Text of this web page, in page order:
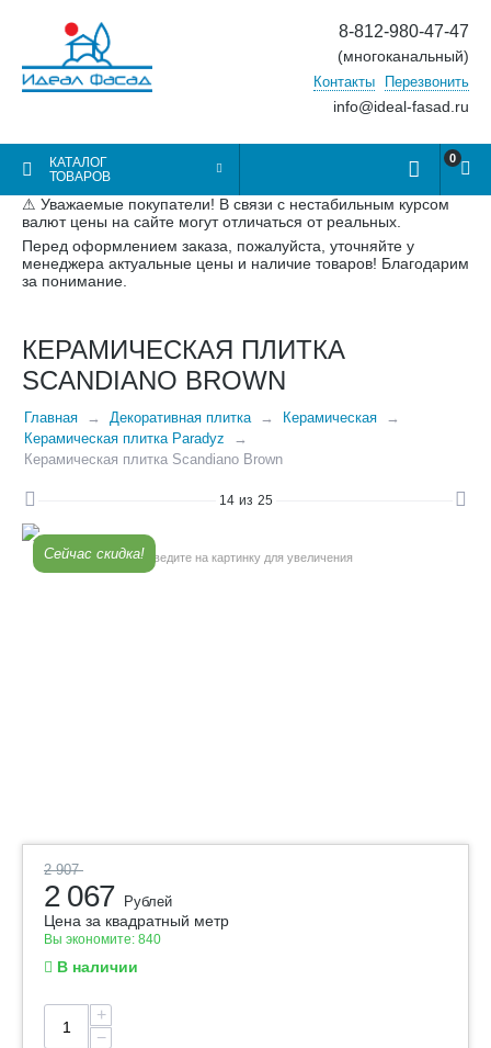
8-812-980-47-47
(многоканальный)
Контакты Перезвонить
info@ideal-fasad.ru
КАТАЛОГ
ТОВАРОВ
0
⚠ Уважаемые покупатели! В связи с нестабильным курсом
валют цены на сайте могут отличаться от реальных.
Перед оформлением заказа, пожалуйста, уточняйте у
менеджера актуальные цены и наличие товаров! Благодарим
за понимание.
КЕРАМИЧЕСКАЯ ПЛИТКА
SCANDIANO BROWN
Главная Декоративная плитка
Керамическая
Керамическая плитка Paradyz
Керамическая плитка Scandiano Brown
14 из 25
Сейчас скидка!Наведите на картинку для увеличения
2 907
2 067 Рублей
Цена за квадратный метр
Вы экономите: 840
В наличии
+
−